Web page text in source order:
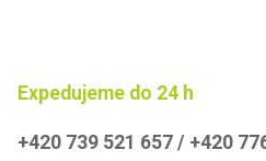
Expedujeme do 24 h
+420 739 521 657 / +420